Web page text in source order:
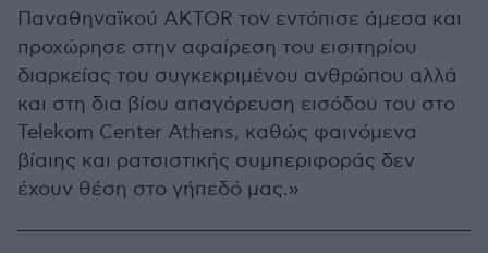
Παναθηναϊκού AKTOR τον εντόπισε άμεσα και
προχώρησε στην αφαίρεση του εισιτηρίου
διαρκείας του συγκεκριμένου ανθρώπου αλλά
και στη δια βίου απαγόρευση εισόδου του στο
Telekom Center Athens, καθώς φαινόμενα
βίαιης και ρατσιστικής συμπεριφοράς δεν
έχουν θέση στο γήπεδό μας.»